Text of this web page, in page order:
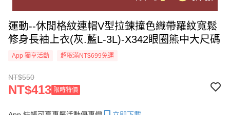
運動--休閒格紋連帽V型拉鍊撞色織帶羅紋寬鬆
修身長袖上衣(灰.藍L-3L)-X342眼圈熊中大尺碼
App 獨享活動 超取滿NT$699免運
NT$550
NT$413 限時特價